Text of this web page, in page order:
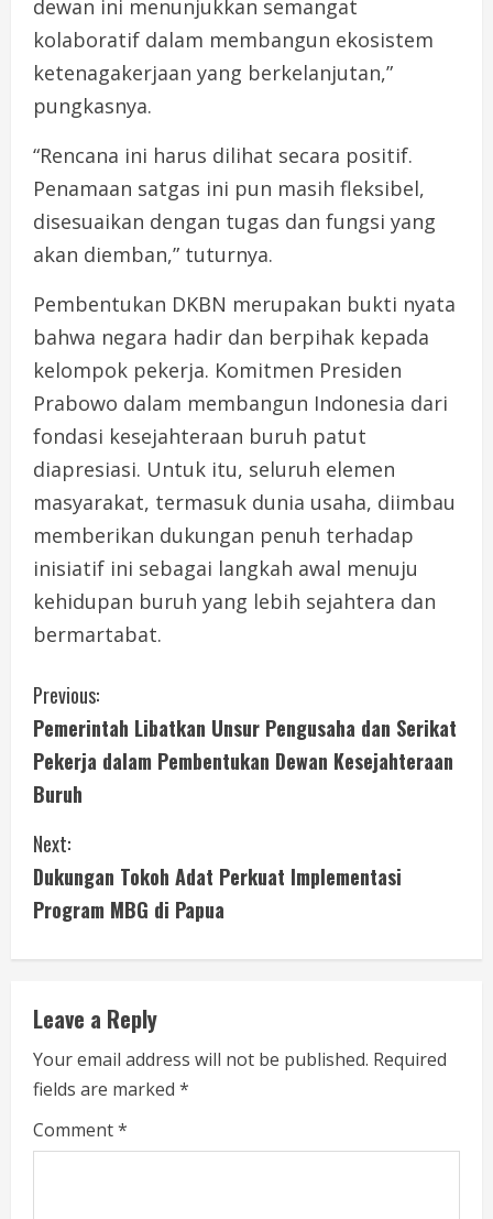
dewan ini menunjukkan semangat
kolaboratif dalam membangun ekosistem
ketenagakerjaan yang berkelanjutan,”
pungkasnya.
“Rencana ini harus dilihat secara positif.
Penamaan satgas ini pun masih fleksibel,
disesuaikan dengan tugas dan fungsi yang
akan diemban,” tuturnya.
Pembentukan DKBN merupakan bukti nyata
bahwa negara hadir dan berpihak kepada
kelompok pekerja. Komitmen Presiden
Prabowo dalam membangun Indonesia dari
fondasi kesejahteraan buruh patut
diapresiasi. Untuk itu, seluruh elemen
masyarakat, termasuk dunia usaha, diimbau
memberikan dukungan penuh terhadap
inisiatif ini sebagai langkah awal menuju
kehidupan buruh yang lebih sejahtera dan
bermartabat.
C
o
n
t
i
n
e
R
e
a
Previous:
Pemerintah Libatkan Unsur Pengusaha dan Serikat
Pekerja dalam Pembentukan Dewan Kesejahteraan
Buruh
Next:
Dukungan Tokoh Adat Perkuat Implementasi
Program MBG di Papua
Leave a Reply
Your email address will not be published. Required
fields are marked *
Comment*